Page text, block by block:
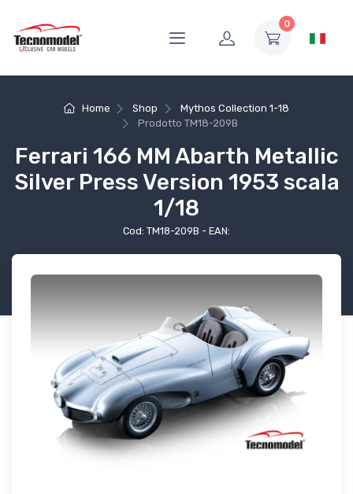
0
Home Shop
Mythos Collection 1-18
Prodotto TM18-209B
Ferrari 166 MM Abarth Metallic
Silver Press Version 1953 scala
1/18
Cod: TM18-209B - EAN: